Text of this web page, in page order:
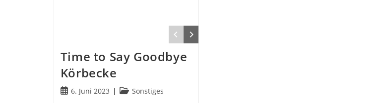
Time to Say Goodbye
Körbecke
Beitrag
6. Juni 2023
Beitrags-
Sonstiges